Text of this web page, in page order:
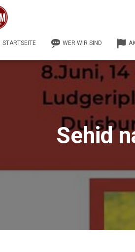
STARTSEITE WER WIR SIND
Sehid